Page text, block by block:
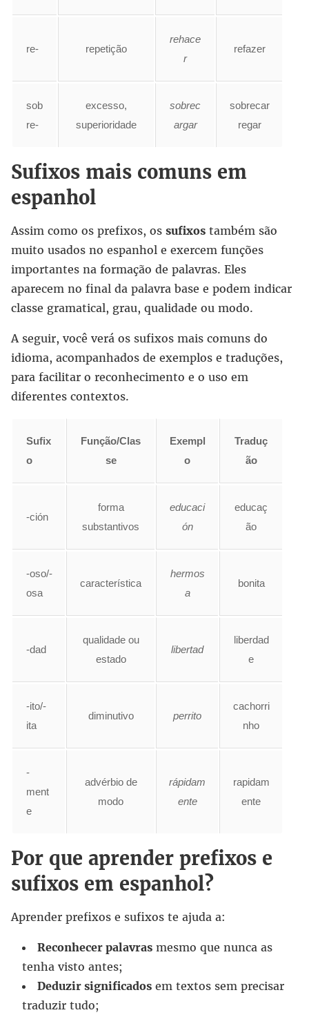
re- repetição
rehace
r
refazer
sob
re-
excesso,
superioridade
sobrec
argar
sobrecar
regar
Sufixos mais comuns em
espanhol
Assim como os prefixos, os sufixos também são
muito usados no espanhol e exercem funções
importantes na formação de palavras. Eles
aparecem no final da palavra base e podem indicar
classe gramatical, grau, qualidade ou modo.
A seguir, você verá os sufixos mais comuns do
idioma, acompanhados de exemplos e traduções,
para facilitar o reconhecimento e o uso em
diferentes contextos.
Sufix
o
Função/Clas
se
Exempl
o
Traduç
ão
-ción
forma
substantivos
educaci
ón
educaç
ão
-oso/-
osa
característica
hermos
a
bonita
-dad
qualidade ou
estado
libertad
liberdad
e
-ito/-
ita
diminutivo perrito
cachorri
nho
-
ment
e
advérbio de
modo
rápidam
ente
rapidam
ente
Por que aprender prefixos e
sufixos em espanhol?
Aprender prefixos e sufixos te ajuda a:
Reconhecer palavras mesmo que nunca as
tenha visto antes;
Deduzir significados em textos sem precisar
traduzir tudo;